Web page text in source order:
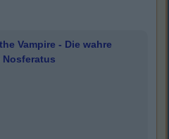
Vampire - Die wahre